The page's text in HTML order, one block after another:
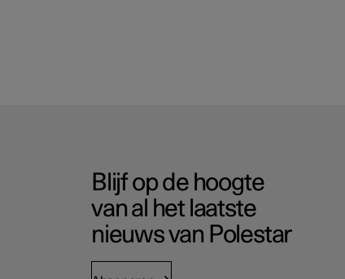
Blijf op de hoogte
van al het laatste
nieuws van Polestar